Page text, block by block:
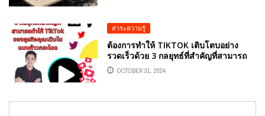
สาระความรู้
ต้องการทำให้ TIKTOK เติบโตบอย่าง
รวดเร็วด้วย 3 กลยุทธ์ที่สำคัญที่สามารถ
ทำให้ TIKTOK ของธุรกิจคุณเติบโตแบบ
ก้าวกระโดด
OCTOBER 31, 2024